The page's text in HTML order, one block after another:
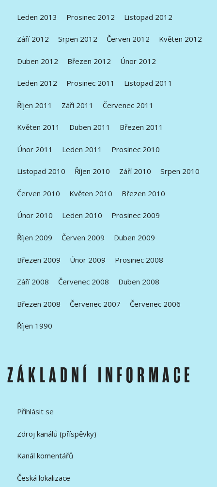
Leden 2013 Prosinec 2012 Listopad 2012
Září 2012 Srpen 2012 Červen 2012 Květen 2012
Duben 2012 Březen 2012 Únor 2012
Leden 2012 Prosinec 2011 Listopad 2011
Říjen 2011 Září 2011 Červenec 2011
Květen 2011 Duben 2011 Březen 2011
Únor 2011 Leden 2011 Prosinec 2010
Listopad 2010 Říjen 2010 Září 2010 Srpen 2010
Červen 2010 Květen 2010 Březen 2010
Únor 2010 Leden 2010 Prosinec 2009
Říjen 2009 Červen 2009 Duben 2009
Březen 2009 Únor 2009 Prosinec 2008
Září 2008 Červenec 2008 Duben 2008
Březen 2008 Červenec 2007 Červenec 2006
Říjen 1990
ZÁKLADNÍ INFORMACE
Přihlásit se
Zdroj kanálů (příspěvky)
Kanál komentářů
Česká lokalizace